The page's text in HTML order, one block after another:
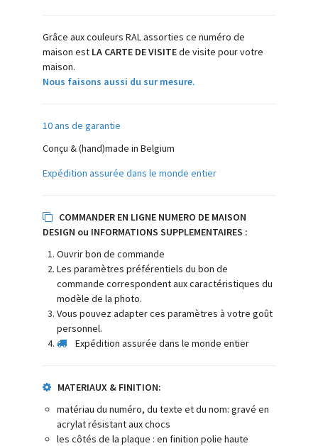
Grâce aux couleurs RAL assorties ce numéro de
maison est LA CARTE DE VISITEde visite pour votre
maison.
Nous faisons aussi du sur mesure.
10 ans de garantie
Conçu & (hand)made in Belgium
Expédition assurée dans le monde entier
COMMANDER EN LIGNE NUMERO DE MAISON
DESIGN ou INFORMATIONS SUPPLEMENTAIRES :
Ouvrir bon de commande
Les paramètres préférentiels du bon de
commande correspondent aux caractéristiques du
modèle de la photo.
Vous pouvez adapter ces paramètres à votre goût
personnel.
Expédition assurée dans le monde entier
MATERIAUX & FINITION:
matériau du numéro, du texte et du nom: gravé en
acrylat résistant aux chocs
les côtés de la plaque : en finition polie haute